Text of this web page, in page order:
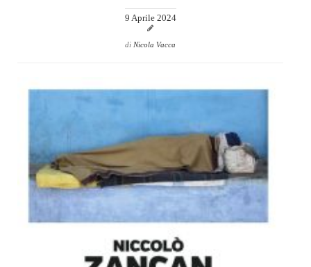
Dicono di Noi
Autori
Generi
Case editrici
Giallo Stresa
9 Aprile 2024
di Nicola Vacca